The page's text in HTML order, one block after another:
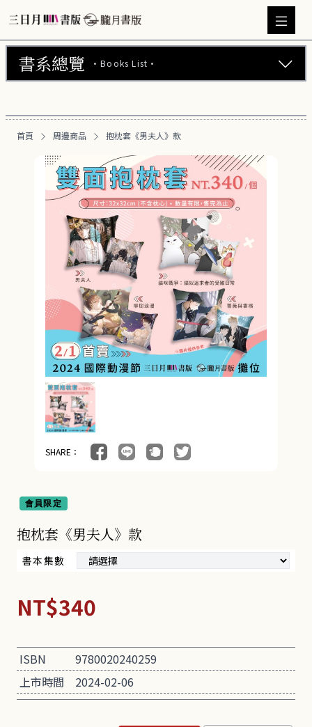
書系總覽 ·Books List·
朧月書版 (275)
漫畫 (56)
周邊商品 (260)
首頁 周邊商品 抱枕套《男夫人》款
SHARE：
會員限定
抱枕套《男夫人》款
書本集數
NT$340
ISBN
9780020240259
上市時間
2024-02-06